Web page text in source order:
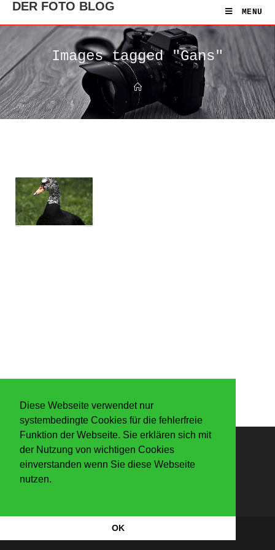
Diese Webseite verwendet nur
systembedingte Cookies für die fehlerfreie
Funktion der Webseite. Sie erklären sich mit
der Nutzung von wichtigen Cookies
einverstanden wenn Sie diese Webseite
nutzen.
OK
DER FOTO BLOG MENU
Images tagged "Gans"
Anmelden
Datenschutzerkärung